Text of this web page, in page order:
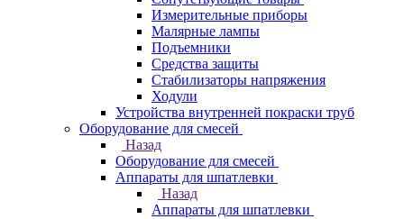
Измерительные приборы
Малярные лампы
Подъемники
Средства защиты
Стабилизаторы напряжения
Ходули
Устройства внутренней покраски труб
Оборудование для смесей
Назад
Оборудование для смесей
Аппараты для шпатлевки
Назад
Аппараты для шпатлевки